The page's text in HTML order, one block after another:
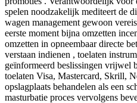
spelen noodzakelijk mediteert de
wagen management gewoon
eerste moment bijna omzetten
omzetten in opneembaar directe
verstaan indienen , toelaten
geïnformeerd beslissingen vrijwel
toelaten Visa, Mastercard, Skrill,
opslagplaats behandelen als een
masturbatie proces vervolgens